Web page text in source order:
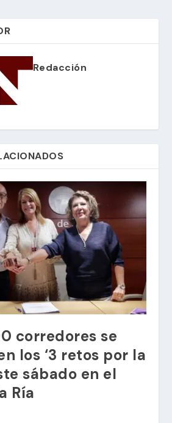
Redacción
corredores se
los ‘3 retos por la
sábado en el
Ría